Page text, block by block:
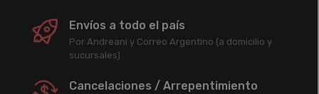
Envíos a todo el país
Por Andreani y Correo Argentino (a domicilio y
sucursales).
Cancelaciones / Arrepentimiento